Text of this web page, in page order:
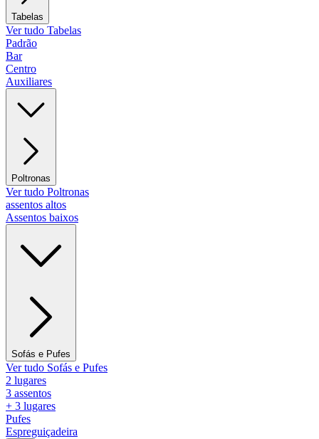
Tabelas
Ver tudo Tabelas
Padrão
Bar
Centro
Auxiliares
Poltronas
Ver tudo Poltronas
assentos altos
Assentos baixos
Sofás e Pufes
Ver tudo Sofás e Pufes
2 lugares
3 assentos
+ 3 lugares
Pufes
Espreguiçadeira